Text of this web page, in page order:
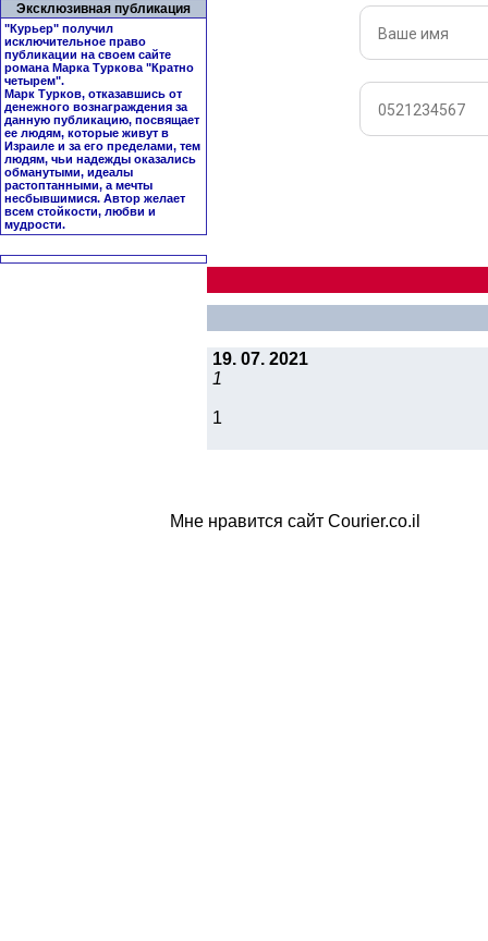
Эксклюзивная публикация
"Курьер" получил
исключительное право
публикации на своем сайте
романа Марка Туркова "Кратно
четырем".
Марк Турков, отказавшись от
денежного вознаграждения за
данную публикацию, посвящает
ее людям, которые живут в
Израиле и за его пределами, тем
людям, чьи надежды оказались
обманутыми, идеалы
растоптанными, а мечты
несбывшимися. Автор желает
всем стойкости, любви и
мудрости.
19. 07. 2021
1
1
Мне нравится сайт Courier.co.il